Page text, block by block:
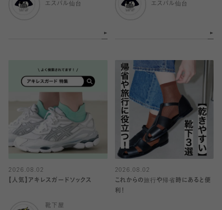
エスパル仙台
エスパル仙台
2026.08.02
【人気】アキレスガードソックス
靴下屋
2026.08.02
これからの旅行や帰省時にあると便
利！